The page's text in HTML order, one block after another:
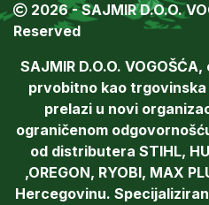
2026 - SAJMIR D.O.O.
Reserved
SAJMIR D.O.O.
prvobitno kao trgovinska
prelazi u novi
ograničenom
od distributera STIHL,
,OREGON, RYOBI, MAX
Hercegovinu.